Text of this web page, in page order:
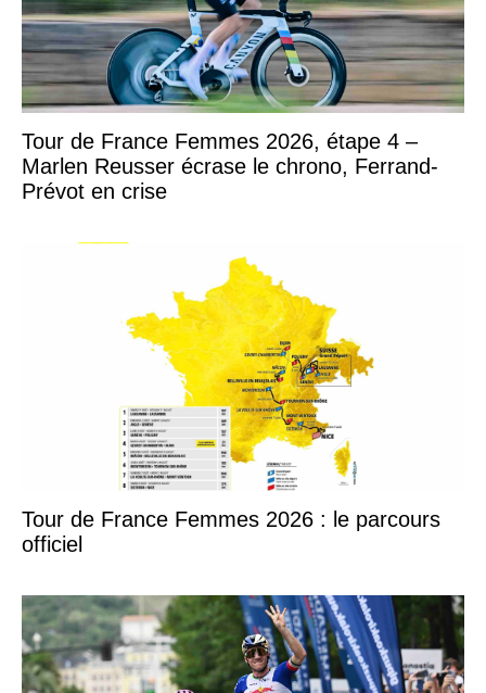
Tour de France Femmes 2026, étape 4 –
Marlen Reusser écrase le chrono, Ferrand-
Prévot en crise
Tour de France Femmes 2026 : le parcours
officiel